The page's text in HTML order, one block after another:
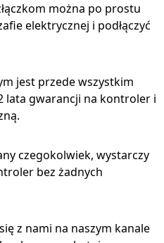
można po prostu
elektrycznej i podłączyć
jest przede wszystkim
lata gwarancji na kontroler i
czegokolwiek, wystarczy
bez żadnych
z nami na naszym kanale